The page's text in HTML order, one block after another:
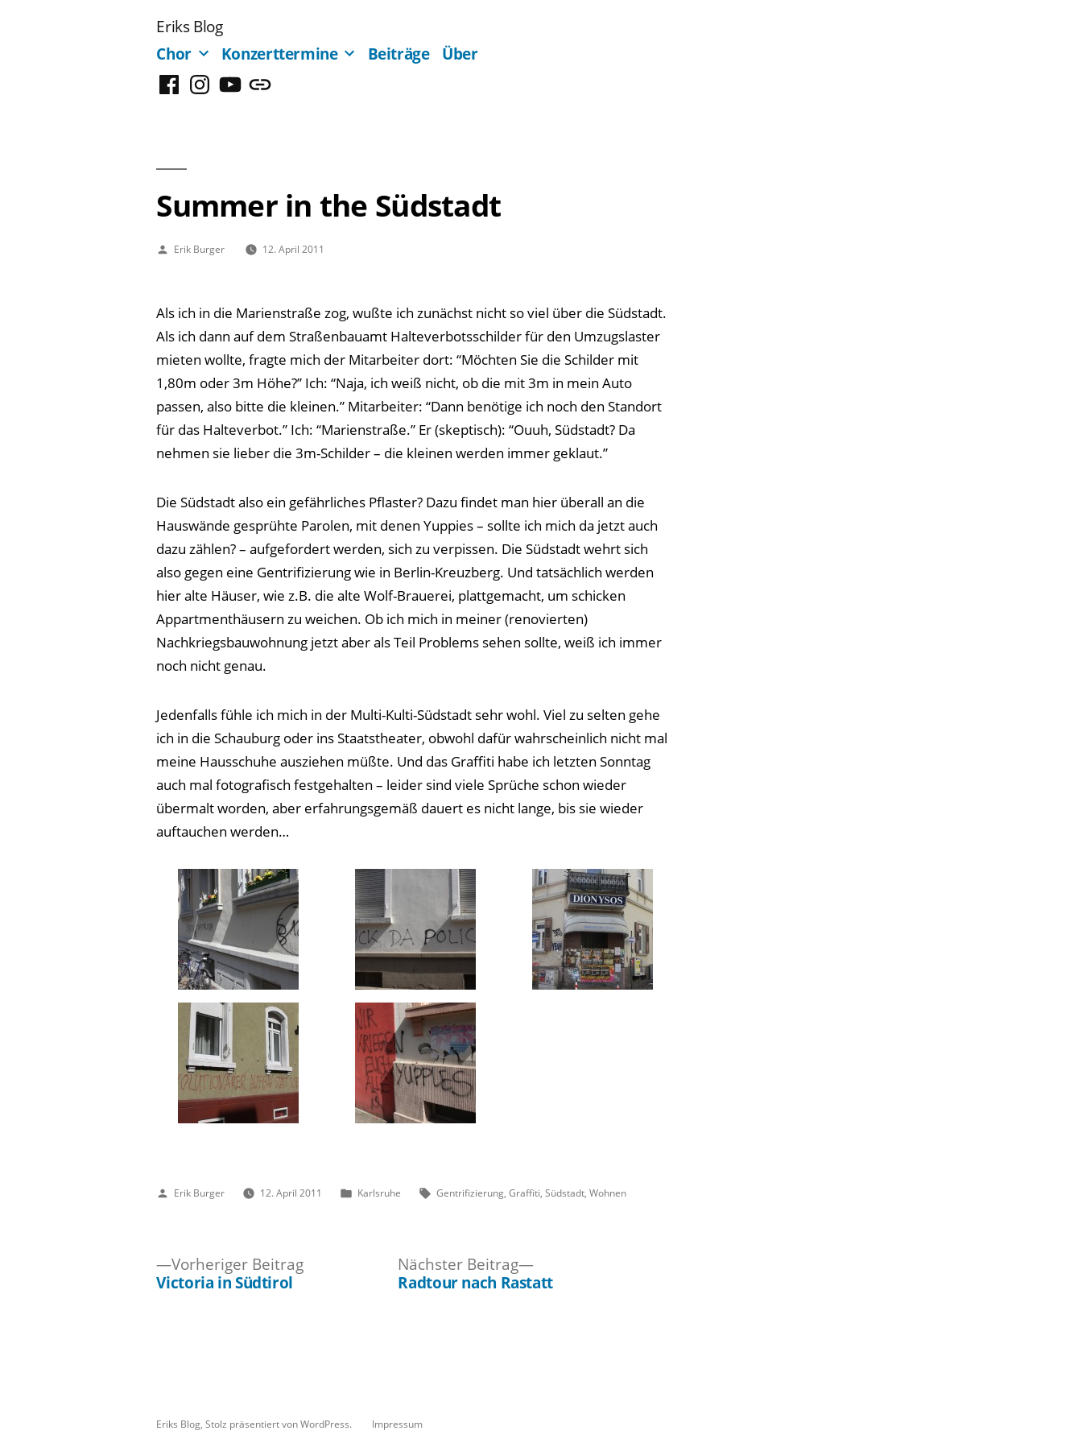
Eriks Blog
Chor
Konzerttermine Beiträge Über
FacebookInstagram
YouTubeMastodon
Summer in the Südstadt
Veröffentlicht
Erik Burger 12. April 2011
Als ich in die Marienstraße zog, wußte ich zunächst nicht so viel über die Südstadt.
Als ich dann auf dem Straßenbauamt Halteverbotsschilder für den Umzugslaster
mieten wollte, fragte mich der Mitarbeiter dort: “Möchten Sie die Schilder mit
1,80m oder 3m Höhe?” Ich: “Naja, ich weiß nicht, ob die mit 3m in mein Auto
passen, also bitte die kleinen.” Mitarbeiter: “Dann benötige ich noch den Standort
für das Halteverbot.” Ich: “Marienstraße.” Er (skeptisch): “Ouuh, Südstadt? Da
nehmen sie lieber die 3m-Schilder – die kleinen werden immer geklaut.”
Die Südstadt also ein gefährliches Pflaster? Dazu findet man hier überall an die
Hauswände gesprühte Parolen, mit denen Yuppies – sollte ich mich da jetzt auch
dazu zählen? – aufgefordert werden, sich zu verpissen. Die Südstadt wehrt sich
also gegen eine Gentrifizierung wie in Berlin-Kreuzberg. Und tatsächlich werden
hier alte Häuser, wie z.B. die alte Wolf-Brauerei, plattgemacht, um schicken
Appartmenthäusern zu weichen. Ob ich mich in meiner (renovierten)
Nachkriegsbauwohnung jetzt aber als Teil Problems sehen sollte, weiß ich immer
noch nicht genau.
Jedenfalls fühle ich mich in der Multi-Kulti-Südstadt sehr wohl. Viel zu selten gehe
ich in die Schauburg oder ins Staatstheater, obwohl dafür wahrscheinlich nicht mal
meine Hausschuhe ausziehen müßte. Und das Graffiti habe ich letzten Sonntag
auch mal fotografisch festgehalten – leider sind viele Sprüche schon wieder
übermalt worden, aber erfahrungsgemäß dauert es nicht lange, bis sie wieder
auftauchen werden…
Veröffentlicht
Erik Burger 12. April 2011
Veröffentlicht
Karlsruhe Schlagwörter:
Gentrifizierung, Graffiti Südstadt, Wohnen
Vorheriger BeitragVorheriger
Victoria in Südtirol
Nächster Beitrag
Nächster
Beitrag:
Radtour nach Rastatt
Eriks Blog ,Stolz präsentiert von WordPress. Impressum